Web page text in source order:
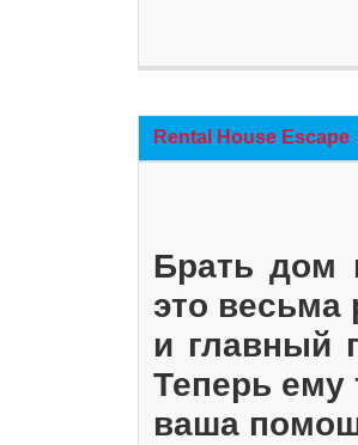
Rental House Escape
Брать дом
это весьма
и главный
Теперь ему
ваша